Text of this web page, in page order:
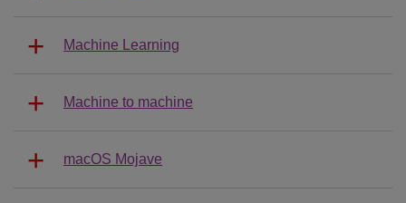
Machine Learning
Machine to machine
macOS Mojave